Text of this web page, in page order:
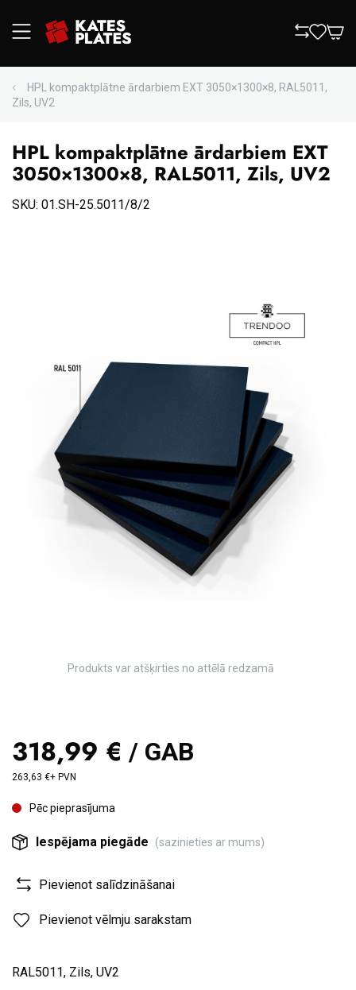
HPL kompaktplātne ārdarbiem EXT 3050×1300×8, RAL5011,
Zils, UV2
HPL kompaktplātne ārdarbiem EXT
3050×1300×8, RAL5011, Zils, UV2
SKU: 01.SH-25.5011/8/2
318,99 € / GAB
263,63 €+ PVN
Pēc pieprasījuma
Iespējama piegāde (sazinieties ar mums)
Pievienot salīdzināšanai
Pievienot vēlmju sarakstam
Produkts var atšķirties no attēlā redzamā
RAL5011, Zils, UV2